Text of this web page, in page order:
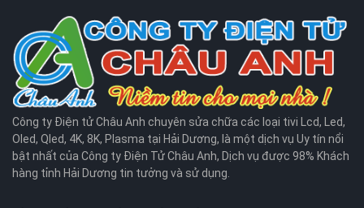
Công ty Điện tử Châu Anh chuyên sửa chữa các loại tivi Lcd, Led,
Oled, Qled, 4K, 8K, Plasma tại Hải Dương, là một dịch vụ Uy tín nổi
bật nhất của Công ty Điện Tử Châu Anh, Dịch vụ được 98% Khách
hàng tỉnh Hải Dương tin tưởng và sử dụng.